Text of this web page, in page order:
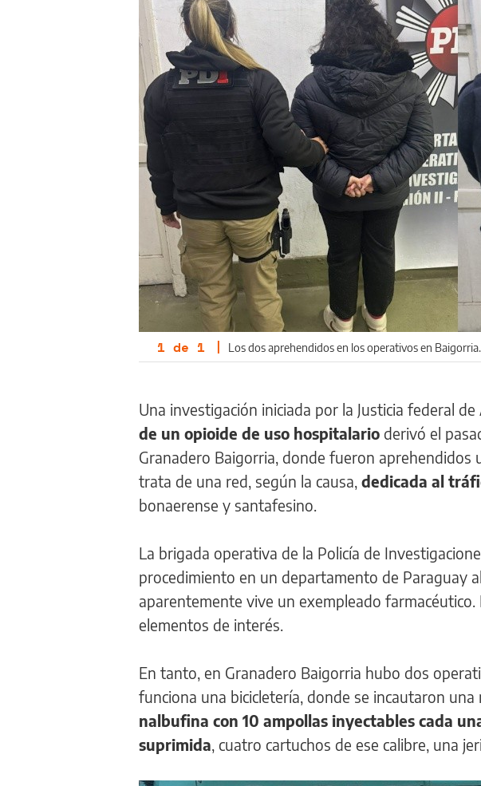
1 de 1 | Los dos aprehendidos en los operativos en Baigorria.
Una investigación iniciada por la Justicia federal
de un opioide de uso hospitalario derivó el
Granadero Baigorria, donde fueron aprehendidos
trata de una red, según la causa, dedicada al
bonaerense y santafesino.
La brigada operativa de la Policía de
procedimiento en un departamento de Paraguay
aparentemente vive un exempleado
elementos de interés.
En tanto, en Granadero Baigorria hubo dos
funciona una bicicletería, donde se incautaron
nalbufina con 10 ampollas inyectables cada
suprimida, cuatro cartuchos de ese calibre, una